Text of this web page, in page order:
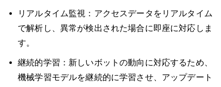
リアルタイム監視：アクセスデータをリアルタイム
で解析し、異常が検出された場合に即座に対応しま
す。
継続的学習：新しいボットの動向に対応するため、
機械学習モデルを継続的に学習させ、アップデート